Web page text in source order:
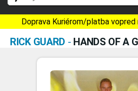
Doprava Kuriérom/platba vopred
RICK GUARD - HANDS OF A